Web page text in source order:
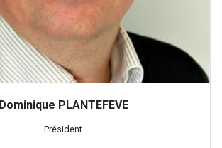
Dominique PLANTEFEVE
Président